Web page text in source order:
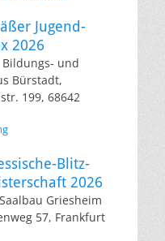
Jugend-
2026
Bildungs- und
Bürstadt,
199, 68642
Blitz-
2026
Saalbau Griesheim
57, Frankfurt